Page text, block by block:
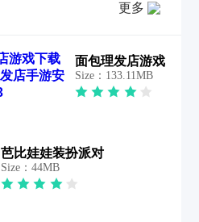
更多
面包理发店游戏
Size：133.11MB
芭比娃娃装扮派对
Size：44MB